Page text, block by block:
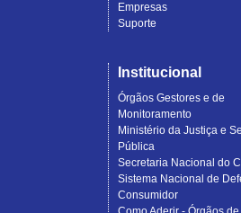
Empresas
Suporte
Institucional
Órgãos Gestores e de
Monitoramento
Ministério da Justiça e
Pública
Secretaria Nacional do
Sistema Nacional de
Consumidor